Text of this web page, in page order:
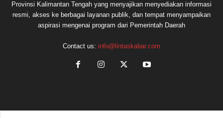
Provinsi Kalimantan Tengah yang menyajikan menyediakan informasi
resmi, akses ke berbagai layanan publik, dan tempat menyampaikan
aspirasi mengenai program dari Pemerintah Daerah
Contact us: info@lintaskabar.com